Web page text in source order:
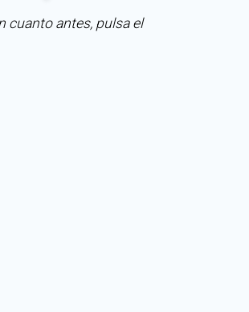
cuanto antes, pulsa el